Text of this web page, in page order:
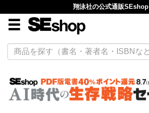
翔泳社の公式通販SEshop